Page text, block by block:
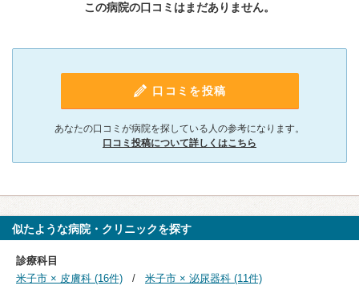
この病院の口コミはまだありません。
口コミを投稿
あなたの口コミが病院を探している人の参考になります。
口コミ投稿について詳しくはこちら
似たような病院・クリニックを探す
診療科目
米子市 × 皮膚科 (16件)
米子市 × 泌尿器科 (11件)